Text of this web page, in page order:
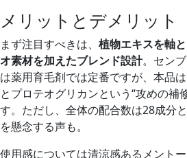
メリットとデメリット
まず注目すべきは、 植物エキスを軸
オ素材を加えたブレンド設計。セン
は薬用育毛剤では定番ですが、本品
とプロテオグリカンという“攻めの補
す。ただし、全体の配合数は28成分
を懸念する声も。
使用感については清涼感あるメント